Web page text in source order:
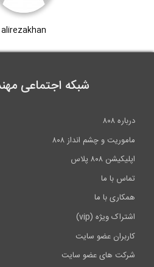
alirezakhan
شبکه اجتماعی
درباره ۸۰۸
ماموریت و چشم انداز ۸۰۸
اپلیکیشن ۸۰۸ پلاس
تماس با ما
همکاری با ما
اشتراک ویژه (vip)
کاربران عضو سایت
شرکت های عضو سایت